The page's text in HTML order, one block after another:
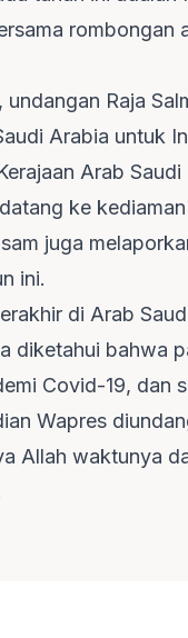
rombongan
Raja
Arabia untuk
Arab
ke
juga
ini.
di Arab
diketahui bahwa
Covid-19, dan
Wapres
Allah waktunya